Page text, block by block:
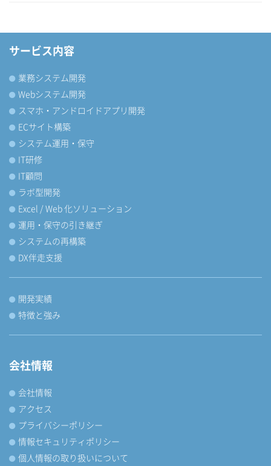
サービス内容
業務システム開発
Webシステム開発
スマホ・アンドロイドアプリ開発
ECサイト構築
システム運用・保守
IT研修
IT顧問
ラボ型開発
Excel / Web 化ソリューション
運用・保守の引き継ぎ
システムの再構築
DX伴走支援
開発実績
特徴と強み
会社情報
会社情報
アクセス
プライバシーポリシー
情報セキュリティポリシー
個人情報の取り扱いについて